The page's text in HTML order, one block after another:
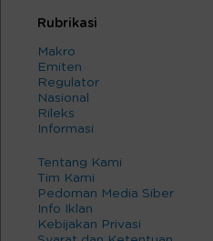
Rubrikasi
Makro
Emiten
Regulator
Nasional
Rileks
Informasi
Tentang Kami
Tim Kami
Pedoman Media Siber
Info Iklan
Kebijakan Privasi